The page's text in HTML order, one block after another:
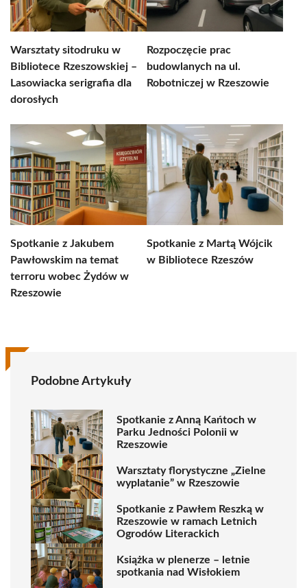
Warsztaty sitodruku w
Bibliotece Rzeszowskiej –
Lasowiacka serigrafia dla
dorosłych
Rozpoczęcie prac
budowlanych na ul.
Robotniczej w Rzeszowie
Spotkanie z Jakubem
Pawłowskim na temat
terroru wobec Żydów w
Rzeszowie
Spotkanie z Martą Wójcik
w Bibliotece Rzeszów
Podobne Artykuły
Spotkanie z Anną Kańtoch w
Parku Jedności Polonii w
Rzeszowie
Warsztaty florystyczne „Zielne
wyplatanie” w Rzeszowie
Spotkanie z Pawłem Reszką w
Rzeszowie w ramach Letnich
Ogrodów Literackich
Książka w plenerze – letnie
spotkania nad Wisłokiem